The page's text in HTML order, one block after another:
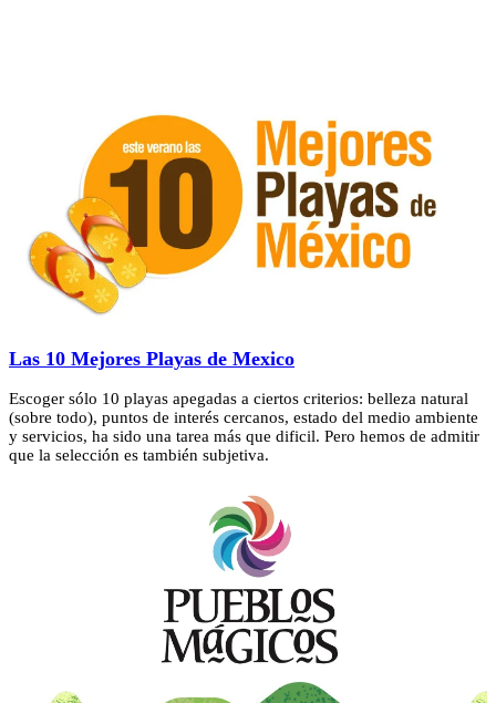
Las 10 Mejores Playas de Mexico
Escoger sólo 10 playas apegadas a ciertos criterios: belleza natural
(sobre todo), puntos de interés cercanos, estado del medio ambiente
y servicios, ha sido una tarea más que dificil. Pero hemos de admitir
que la selección es también subjetiva.